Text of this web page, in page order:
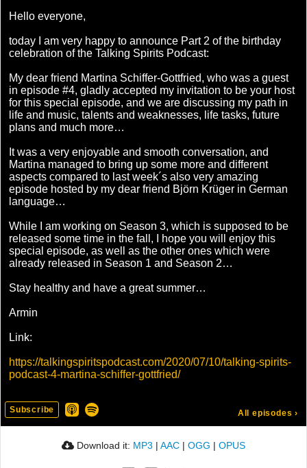
Hello everyone,
today I am very happy to announce Part 2 of the birthday
celebration of the Talking Spirits Podcast:
My dear friend Martina Schiffer-Gottfried, who was a guest
in episode #4, gladly accepted my invitation to be your host
for this special episode, and we are discussing my path in
life and music, talents and weaknesses, life tasks, future
plans and much more…
It was a very enjoyable and smooth conversation, and
Martina managed to bring up some more and different
aspects compared to last week´s also very amazing
episode hosted by my dear friend Björn Krüger in German
language…
While I am working on Season 3, which is supposed to be
released some time in the fall, I hope you will enjoy this
special episode, as well as the other ones which were
already released in Season 1 and Season 2…
Stay healthy and have a great summer…
Armin
Link:
https://talkingspiritspodcast.com/2020/07/10/talking-spirits-
podcast-4-martina-schiffer-gottfried/
Subscribe All episodes ›
Download it: MP3 | AAC | OGG | OPUS